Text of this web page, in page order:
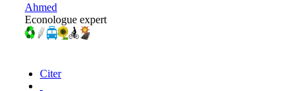
Ahmed
Econologue expert
Citer